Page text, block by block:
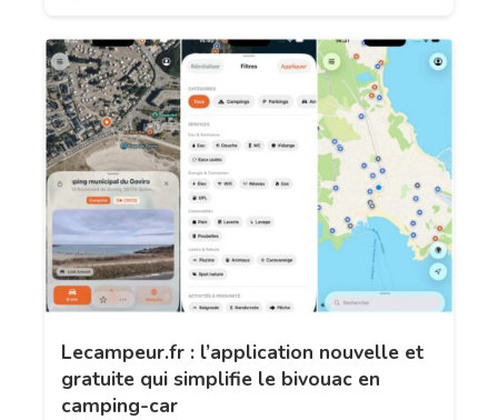
Lecampeur.fr : l’application nouvelle et
gratuite qui simplifie le bivouac en
camping-car